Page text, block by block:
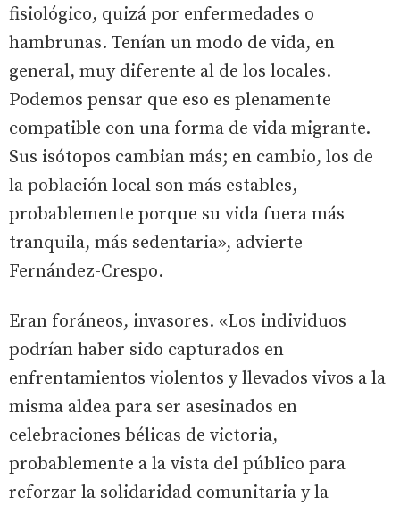
fisiológico, quizá por enfermedades o
hambrunas. Tenían un modo de vida, en
general, muy diferente al de los locales.
Podemos pensar que eso es plenamente
compatible con una forma de vida migrante.
Sus isótopos cambian más; en cambio, los de
la población local son más estables,
probablemente porque su vida fuera más
tranquila, más sedentaria», advierte
Fernández-Crespo.
Eran foráneos, invasores. «Los individuos
podrían haber sido capturados en
enfrentamientos violentos y llevados vivos a la
misma aldea para ser asesinados en
celebraciones bélicas de victoria,
probablemente a la vista del público para
reforzar la solidaridad comunitaria y la